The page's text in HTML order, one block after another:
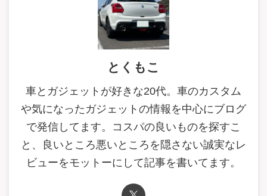
とくもこ
車とガジェットが好きな20代。車のカスタム
や気になったガジェットの情報を中心にブログ
で発信してます。コスパの良いものを探すこ
と、良いところ悪いところを隠さない誠実なレ
ビューをモットーにして記事を書いてます。